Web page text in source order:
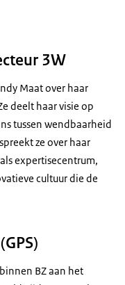
3W
Maat over haar
deelt haar visie op
tussen wendbaarheid
ze over haar
expertisecentrum,
cultuur die de
BZ aan het